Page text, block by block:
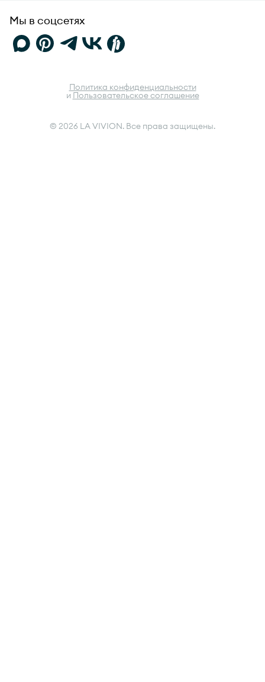
Мы в соцсетях
© 2026 LA VIVION. Все права защищены.
Политика конфиденциальности
и Пользовательское соглашение